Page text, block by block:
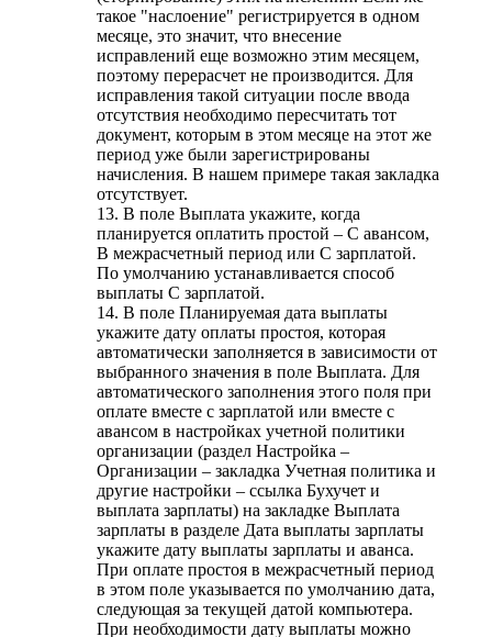
такое "наслоение" регистрируется в одном
месяце, это значит, что внесение
исправлений еще возможно этим месяцем,
поэтому перерасчет не производится. Для
исправления такой ситуации после ввода
отсутствия необходимо пересчитать тот
документ, которым в этом месяце на этот же
период уже были зарегистрированы
начисления. В нашем примере такая закладка
отсутствует.
13. В поле Выплата укажите, когда
планируется оплатить простой – С авансом,
В межрасчетный период или С зарплатой.
По умолчанию устанавливается способ
выплаты С зарплатой.
14. В поле Планируемая дата выплаты
укажите дату оплаты простоя, которая
автоматически заполняется в зависимости от
выбранного значения в поле Выплата. Для
автоматического заполнения этого поля при
оплате вместе с зарплатой или вместе с
авансом в настройках учетной политики
организации (раздел Настройка –
Организации – закладка Учетная политика и
другие настройки – ссылка Бухучет и
выплата зарплаты) на закладке Выплата
зарплаты в разделе Дата выплаты зарплаты
укажите дату выплаты зарплаты и аванса.
При оплате простоя в межрасчетный период
в этом поле указывается по умолчанию дата,
следующая за текущей датой компьютера.
При необходимости дату выплаты можно